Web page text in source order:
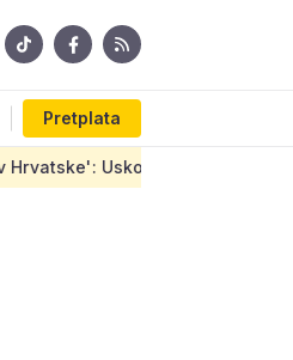
Pretplata
završetak stanova u